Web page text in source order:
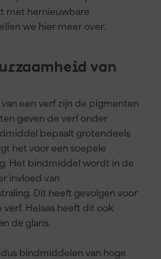
met hernieuwbare
we hier meer over.
van
een verf zijn de pigmenten
geven de verf onder
bepaalt grotendeels
het voor een soepele
Het bindmiddel wordt in de
invloed van
Dit heeft gevolgen voor
Helaas heeft dit ook
de glans.
bindmiddelen van hoge